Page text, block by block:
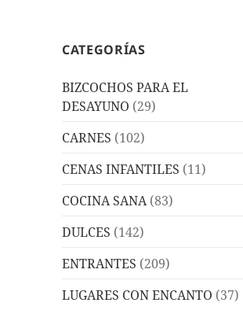
CATEGORÍAS
BIZCOCHOS PARA EL
DESAYUNO (29)
CARNES (102)
CENAS INFANTILES (11)
COCINA SANA(83)
DULCES (142)
ENTRANTES (209)
LUGARES CON ENCANTO (37)